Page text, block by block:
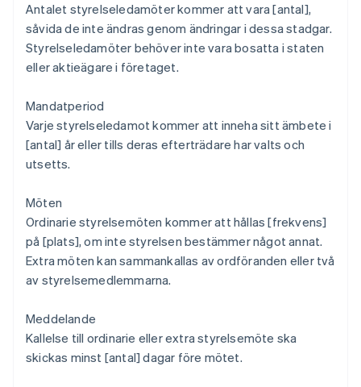
Antalet styrelseledamöter kommer att vara [antal],
såvida de inte ändras genom ändringar i dessa stadgar.
Styrelseledamöter behöver inte vara bosatta i staten
eller aktieägare i företaget.
Mandatperiod
Varje styrelseledamot kommer att inneha sitt ämbete i
[antal] år eller tills deras efterträdare har valts och
utsetts.
Möten
Ordinarie styrelsemöten kommer att hållas [frekvens]
på [plats], om inte styrelsen bestämmer något annat.
Extra möten kan sammankallas av ordföranden eller två
av styrelsemedlemmarna.
Meddelande
Kallelse till ordinarie eller extra styrelsemöte ska
skickas minst [antal] dagar före mötet.